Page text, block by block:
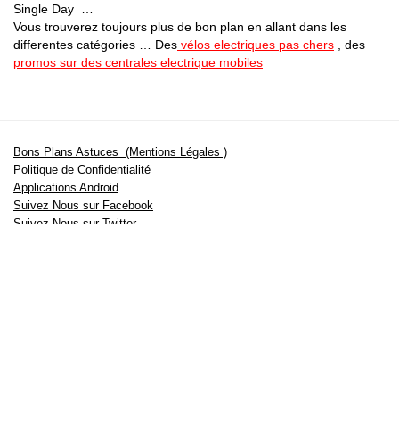
Single Day …
Vous trouverez toujours plus de bon plan en allant dans les
differentes catégories … Des vélos electriques pas chers , des
promos sur des centrales electrique mobiles
Bons Plans Astuces (Mentions Légales )
Politique de Confidentialité
Applications Android
Suivez Nous sur Facebook
Suivez Nous sur Twitter